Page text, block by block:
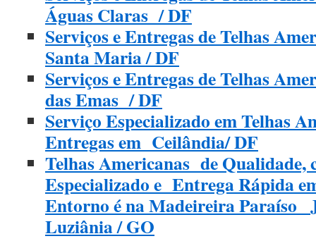
Águas Claras / DF
Serviços e Entregas de Telhas
Santa Maria / DF
Serviços e Entregas de Telhas
das Emas / DF
Serviço Especializado em Telhas
Entregas em Ceilândia/ DF
Telhas Americanas de Qualidade,
Especializado e Entrega Rápida
Entorno é na Madeireira Paraíso_
Luziânia / GO